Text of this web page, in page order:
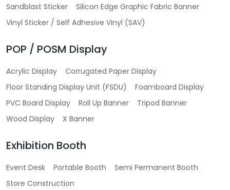
Sandblast Sticker
Silicon Edge Graphic Fabric Banner
Vinyl Sticker / Self Adhesive Vinyl (SAV)
POP / POSM Display
Acrylic Display
Corrugated Paper Display
Floor Standing Display Unit (FSDU)
Foamboard Display
PVC Board Display
Roll Up Banner
Tripod Banner
Wood Display
X Banner
Exhibition Booth
Event Desk Portable Booth
Semi Permanent Booth
Store Construction